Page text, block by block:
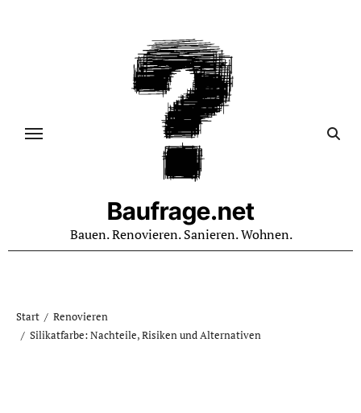
Baufrage.net
Bauen. Renovieren. Sanieren. Wohnen.
Start
Renovieren
Silikatfarbe: Nachteile, Risiken und Alternativen